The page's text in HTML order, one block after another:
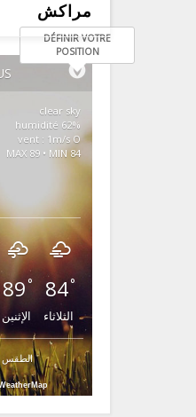
مراكش
DÉFINIR VOTRE
POSITION
clear sky
62% humidité
vent : 1m/s O
MAX 89 • MIN 84
89°
الإثنين
84°
الثلاثاء
الطقس